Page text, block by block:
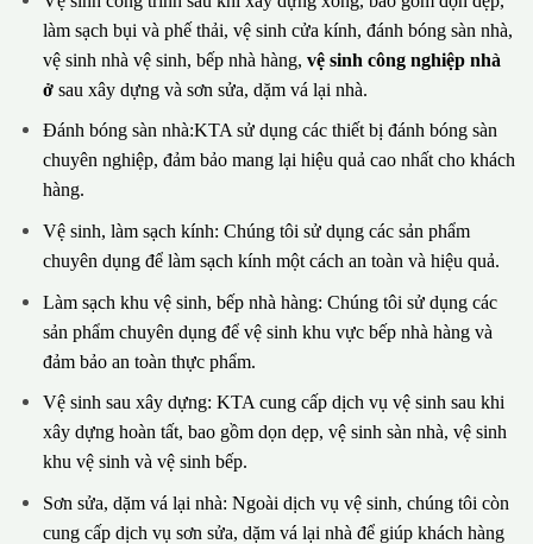
làm sạch bụi và phế thải, vệ sinh cửa kính, đánh bóng sàn nhà,
vệ sinh nhà vệ sinh, bếp nhà hàng, vệ sinh công nghiệp nhà
ởsau xây dựng và sơn sửa, dặm vá lại nhà.
Đánh bóng sàn nhà:KTA sử dụng các thiết bị đánh bóng sàn
chuyên nghiệp, đảm bảo mang lại hiệu quả cao nhất cho khách
hàng.
Vệ sinh, làm sạch kính: Chúng tôi sử dụng các sản phẩm
chuyên dụng để làm sạch kính một cách an toàn và hiệu quả.
Làm sạch khu vệ sinh, bếp nhà hàng: Chúng tôi sử dụng các
sản phẩm chuyên dụng để vệ sinh khu vực bếp nhà hàng và
đảm bảo an toàn thực phẩm.
Vệ sinh sau xây dựng: KTA cung cấp dịch vụ vệ sinh sau khi
xây dựng hoàn tất, bao gồm dọn dẹp, vệ sinh sàn nhà, vệ sinh
khu vệ sinh và vệ sinh bếp.
Sơn sửa, dặm vá lại nhà: Ngoài dịch vụ vệ sinh, chúng tôi còn
cung cấp dịch vụ sơn sửa, dặm vá lại nhà để giúp khách hàng